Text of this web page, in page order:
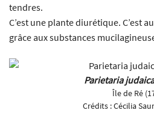
tendres.
C’est une plante diurétique. C’est
grâce aux substances
Parietaria judaica
Île de Ré
Crédits :Cécilia